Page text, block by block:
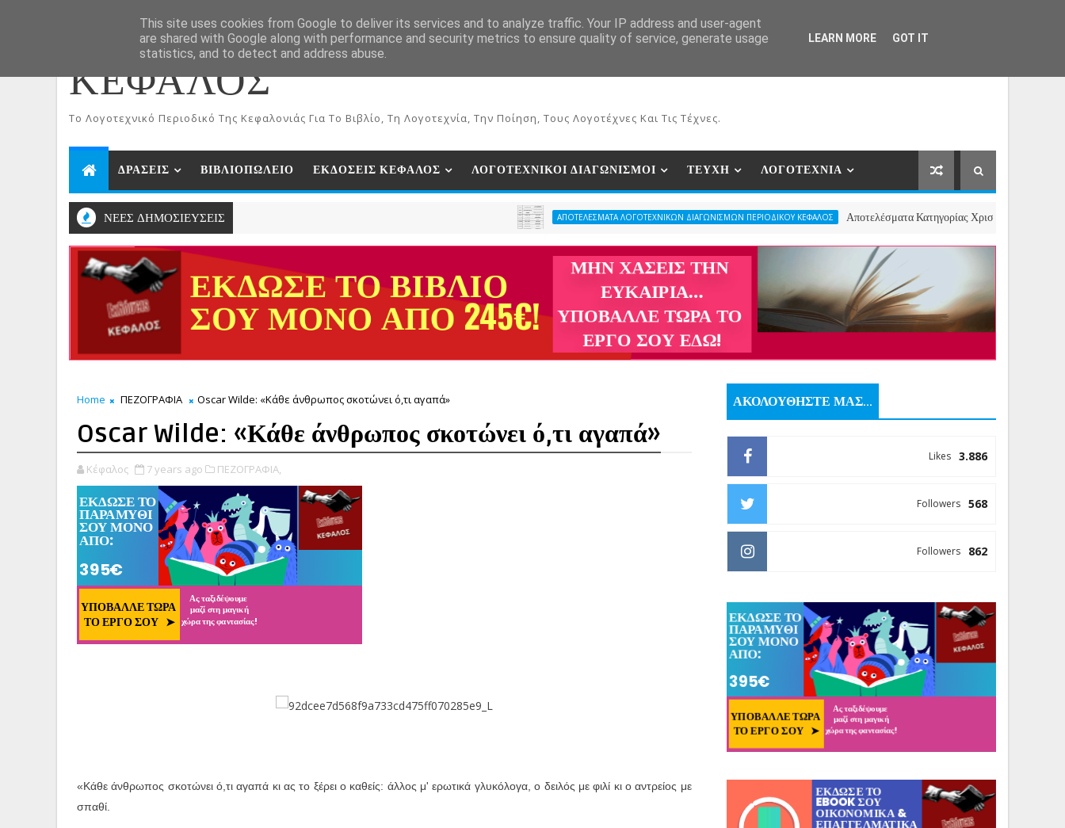
ΑΡΧΙΚΗ ΕΚΔΟΣΕΙΣ ΒΙΒΛΙΩΝ ΗΛΕΚΤΡΟΝΙΚΟ ΒΙΒΛΙΟΠΩΛΕΙΟ ΣΥΝΕΡΓΑΤΕΣ
ΚΕΦΑΛΟΣ
To Λογοτεχνικό Περιοδικό Της Κεφαλονιάς Για Το Βιβλίο, Τη Λογοτεχνία, Την Ποίηση, Τους Λογοτέχνες Και Τις Τέχνες.
ΔΡΑΣΕΙΣ ΒΙΒΛΙΟΠΩΛΕΙΟ ΕΚΔΟΣΕΙΣ ΚΕΦΑΛΟΣ ΛΟΓΟΤΕΧΝΙΚΟΙ ΔΙΑΓΩΝΙΣΜΟΙ ΤΕΥΧΗ ΛΟΓΟΤΕΧΝΙΑ
ΝΕΕΣ ΔΗΜΟΣΙΕΥΣΕΙΣ ΑΠΟΤΕΛΕΣΜΑΤΑ ΛΟΓΟΤΕΧΝΙΚΩΝ ΔΙΑΓΩΝΙΣΜΩΝ ΠΕΡΙΟΔΙΚΟΥ ΚΕΦΑΛΟΣ Αποτελέσματα Κατηγορίας Χριστουγεννιάτικου Ποιήματος-
Home ΠΕΖΟΓΡΑΦΙΑ Oscar Wilde: «Κάθε άνθρωπος σκοτώνει ό,τι αγαπά»
Oscar Wilde: «Κάθε άνθρωπος σκοτώνει ό,τι αγαπά»
Κέφαλος 7 years ago ΠΕΖΟΓΡΑΦΙΑ,
«Κάθε άνθρωπος σκοτώνει ό,τι αγαπά κι ας το ξέρει ο καθείς: άλλος μ' ερωτικά γλυκόλογα, ο δειλός με φιλί κι ο αντρείος με
σπαθί.
ΑΚΟΛΟΥΘΗΣΤΕ ΜΑΣ...
3.886
Likes
568
Followers
862
Followers
This site uses cookies from Google to deliver its services and to analyze traffic. Your IP address and user-agent
are shared with Google along with performance and security metrics to ensure quality of service, generate usage
statistics, and to detect and address abuse.
LEARN MORE GOT IT